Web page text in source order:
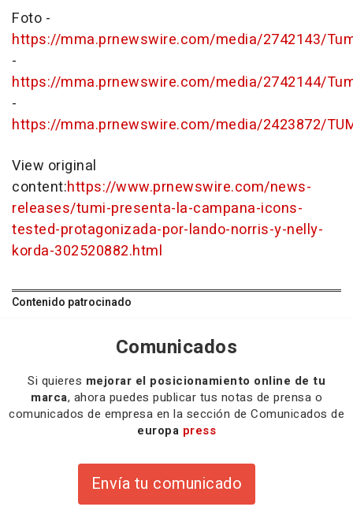
Foto -
https://mma.prnewswire.com/media/2742143/
-
https://mma.prnewswire.com/media/2742144/
-
https://mma.prnewswire.com/media/2423872/
View original
content:https://www.prnewswire.com/news-
releases/tumi-presenta-la-campana-icons-
tested-protagonizada-por-lando-norris-y-nelly-
korda-302520882.html
Contenido patrocinado
Comunicados
Si quieres mejorar el posicionamiento online de tu
marca, ahora puedes publicar tus notas de prensa o
comunicados de empresa en la sección de Comunicados de
europa press
Envía tu comunicado